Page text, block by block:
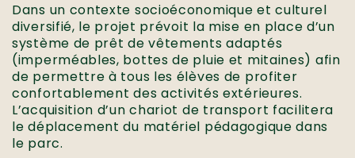
Dans un contexte socioéconomique et culturel
diversifié, le projet prévoit la mise en place d’un
système de prêt de vêtements adaptés
(imperméables, bottes de pluie et mitaines) afin
de permettre à tous les élèves de profiter
confortablement des activités extérieures.
L’acquisition d’un chariot de transport facilitera
le déplacement du matériel pédagogique dans
le parc.